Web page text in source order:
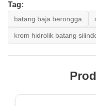
Tag:
batang baja berongga
krom hidrolik batang